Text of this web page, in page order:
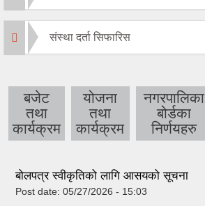
संस्था दर्ता सिफारिस
बजेट
तथा
कार्यक्रम
योजना
तथा
कार्यक्रम
नगरपालिका
बोर्डका
निर्णयहरु
बोलपत्र स्वीकृतिको लागि आसयको सूचना
Post date: 05/27/2026 - 15:03